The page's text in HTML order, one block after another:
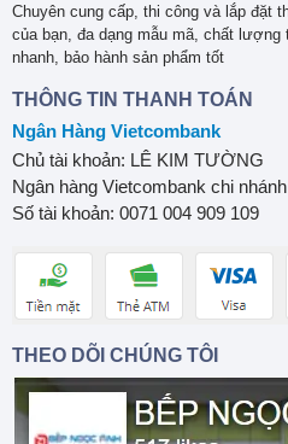
Chuyên cung cấp, thi công và lắp đặt
của bạn, đa dạng mẫu mã, chất
nhanh, bảo hành sản phẩm tốt
THÔNG TIN THANH TOÁN
Ngân Hàng Vietcombank
Chủ tài khoản: LÊ KIM TƯỜNG
Ngân hàng Vietcombank chi
Số tài khoản: 0071 004 909 109
THEO DÕI CHÚNG TÔI